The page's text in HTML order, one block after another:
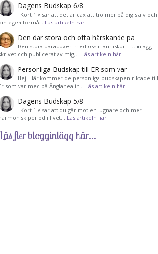
Dagens Budskap 6/8
Kort 1 visar att det är dax att tro mer på dig själv och
egen förmå… Läs artikeln här
Den där stora och ofta härskande pa
Den stora paradoxen med oss människor. Ett inlägg
och publicerat av mig,… Läs artikeln här
Personliga Budskap till ER som var
Hej! Här kommer de personliga budskapen riktade till
som var med på Änglahealin… Läs artikeln här
Dagens Budskap 5/8
Kort 1 visar att du går mot en lugnare och mer
period i livet… Läs artikeln här
fler blogginlägg här...